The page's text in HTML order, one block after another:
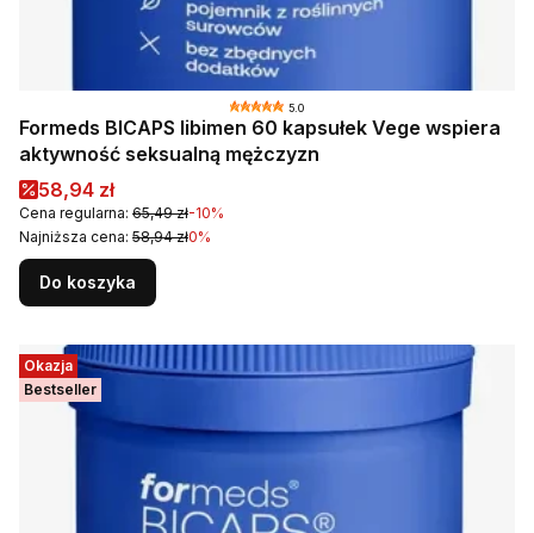
5.0
Formeds BICAPS libimen 60 kapsułek Vege wspiera
aktywność seksualną mężczyzn
Cena promocyjna
58,94 zł
Cena regularna: 65,49 zł-10%
Najniższa cena: 58,94 zł0%
Do koszyka
Okazja
Bestseller